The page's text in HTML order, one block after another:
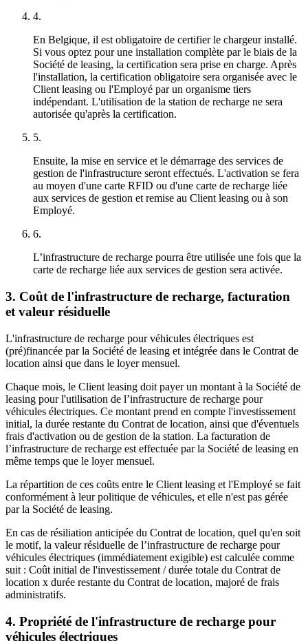
4.
En Belgique, il est obligatoire de certifier le chargeur installé.
Si vous optez pour une installation complète par le biais de la
Société de leasing, la certification sera prise en charge. Après
l'installation, la certification obligatoire sera organisée avec le
Client leasing ou l'Employé par un organisme tiers
indépendant. L'utilisation de la station de recharge ne sera
autorisée qu'après la certification.
5.
Ensuite, la mise en service et le démarrage des services de
gestion de l'infrastructure seront effectués. L'activation se fera
au moyen d'une carte RFID ou d'une carte de recharge liée
aux services de gestion et remise au Client leasing ou à son
Employé.
6.
L’infrastructure de recharge pourra être utilisée une fois que la
carte de recharge liée aux services de gestion sera activée.
3. Coût de l'infrastructure de recharge, facturation
et valeur résiduelle
L'infrastructure de recharge pour véhicules électriques est
(pré)financée par la Société de leasing et intégrée dans le Contrat de
location ainsi que dans le loyer mensuel.
Chaque mois, le Client leasing doit payer un montant à la Société de
leasing pour l'utilisation de l’infrastructure de recharge pour
véhicules électriques. Ce montant prend en compte l'investissement
initial, la durée restante du Contrat de location, ainsi que d'éventuels
frais d'activation ou de gestion de la station. La facturation de
l’infrastructure de recharge est effectuée par la Société de leasing en
même temps que le loyer mensuel.
La répartition de ces coûts entre le Client leasing et l'Employé se fait
conformément à leur politique de véhicules, et elle n'est pas gérée
par la Société de leasing.
En cas de résiliation anticipée du Contrat de location, quel qu'en soit
le motif, la valeur résiduelle de l’infrastructure de recharge pour
véhicules électriques (immédiatement exigible) est calculée comme
suit : Coût initial de l'investissement / durée totale du Contrat de
location x durée restante du Contrat de location, majoré de frais
administratifs.
4. Propriété de l'infrastructure de recharge pour
véhicules électriques